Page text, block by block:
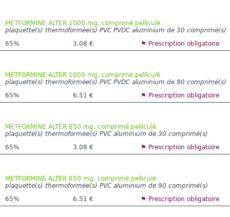
METFORMINE ALTER 1000 mg, comprimé pelliculé
plaquette(s) thermoformée(s) PVC PVDC aluminium de 30 comprimé(s)
65%
3.08 € ⚑ Prescription obligatoire
METFORMINE ALTER 1000 mg, comprimé pelliculé
plaquette(s) thermoformée(s) PVC PVDC aluminium de 90 comprimé(s)
65%
6.51 € ⚑ Prescription obligatoire
METFORMINE ALTER 850 mg, comprimé pelliculé
plaquette(s) thermoformée(s) PVC aluminium de 30 comprimé(s)
65%
3.08 € ⚑ Prescription obligatoire
METFORMINE ALTER 850 mg, comprimé pelliculé
plaquette(s) thermoformée(s) PVC aluminium de 90 comprimé(s)
65%
6.51 € ⚑ Prescription obligatoire